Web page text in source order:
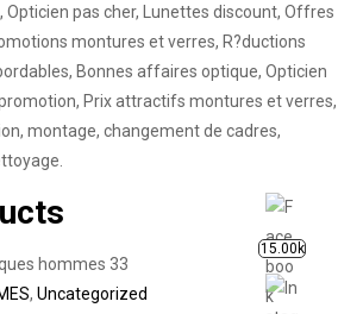
Opticien pas cher, Lunettes discount, Offres
montures et verres, R?ductions
Bonnes affaires optique, Opticien
Prix attractifs montures et verres,
montage, changement de cadres,
, Uncategorized
15.00k